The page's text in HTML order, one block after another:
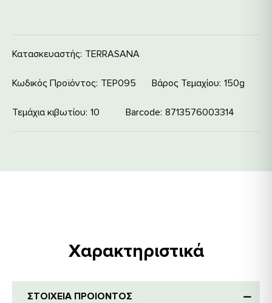
Κατασκευαστής: TERRASANA
Κωδικός Προϊόντος: ΤΕΡ095 Βάρος Τεμαχίου 150g
Τεμάχια κιβωτίου 10 Barcode 8713576003314
Χαρακτηριστικά
ΣΤΟΙΧΕΙΑ ΠΡΟΙΟΝΤΟΣ